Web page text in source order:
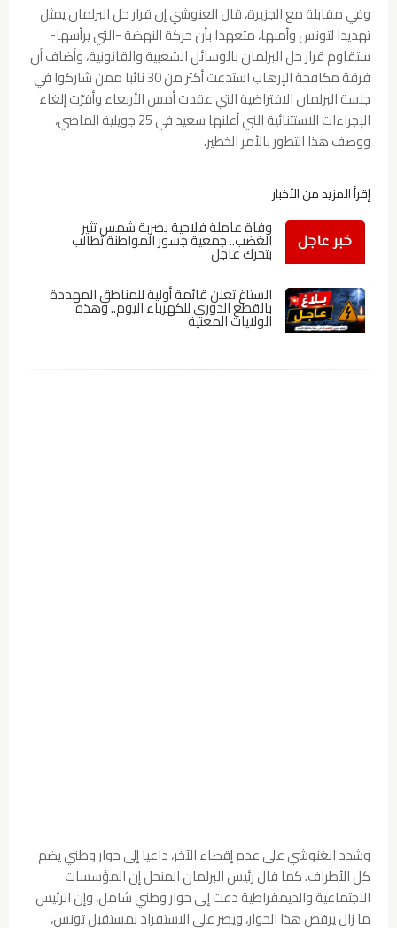
وفي مقابلة مع الجزيرة، قال الغنوشي إن قرار حل البرلمان يمثل
تهديدا لتونس وأمنها، متعهدا بأن حركة النهضة -التي يرأسها-
ستقاوم قرار حل البرلمان بالوسائل الشعبية والقانونية، وأضاف أن
فرقة مكافحة الإرهاب استدعت أكثر من 30 نائبا ممن شاركوا في
جلسة البرلمان الافتراضية التي عقدت أمس الأربعاء وأقرّت إلغاء
الإجراءات الاستثنائية التي أعلنها سعيد في 25 جويلية الماضي،
ووصف هذا التطور بالأمر الخطير.
إقرأ المزيد من الأخبار
وفاة عاملة فلاحية بضربة شمس تثير
الغضب.. جمعية جسور المواطنة تطالب
بتحرك عاجل
الستاغ تعلن قائمة أولية للمناطق المهددة
بالقطع الدوري للكهرباء اليوم.. وهذه
الولايات المعنية
وشدد الغنوشي على عدم إقصاء الآخر، داعيا إلى حوار وطني يضم
كل الأطراف. كما قال رئيس البرلمان المنحل إن المؤسسات
الاجتماعية والديمقراطية دعت إلى حوار وطني شامل، وإن الرئيس
ما زال يرفض هذا الحوار، ويصر على الاستفراد بمستقبل تونس،